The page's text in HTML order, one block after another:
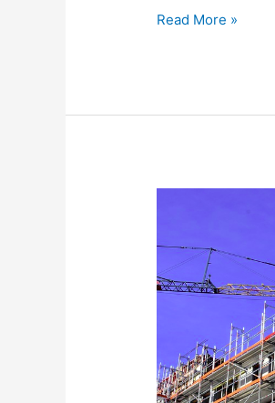
Read More »
garansi-
surety
bond
muka
di
aceh